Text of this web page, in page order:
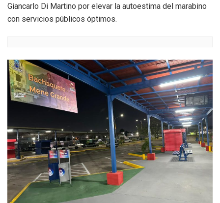
Giancarlo Di Martino por elevar la autoestima del marabino
con servicios públicos óptimos.